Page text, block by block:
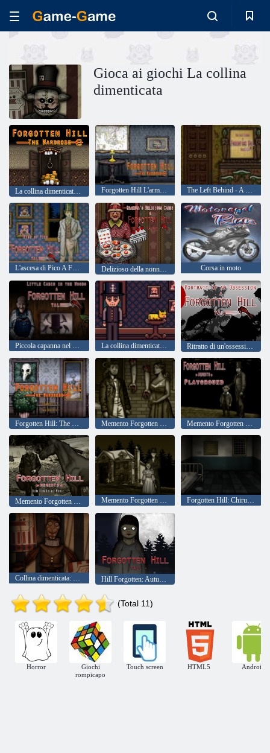
Gioca ai giochi La collina
dimenticata
La collina dimenticata: l'armadio Forgotten Hill L'armadio – Capitolo 1 – Altri amici The Left Behind - A Forgotten Hill Tale
L'ascesa di Pico A Forgotten Hill Tale Delizioso della nonna - Torte A Forgotten Hill Tale Corsa in moto
Piccola capanna nel bosco A Forgotten Hill Tale La collina dimenticata di Pico Ritratto di un'ossessione A Forgotten Hill Tale
Forgotten Hill: The Wardrobe, Capitolo 2 Due sorelle Memento Forgotten Hill: cose sepolte Memento Forgotten Hill: Parco giochi
Memento Forgotten Hill: Love Beyond Forgotten Hill: Chirurgia
Collina dimenticata: burattinaio
(Total 11)
Horror
Giochi
rompicapo
Touch screen HTML5 Android